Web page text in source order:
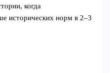
когда
исторических норм в 2–3